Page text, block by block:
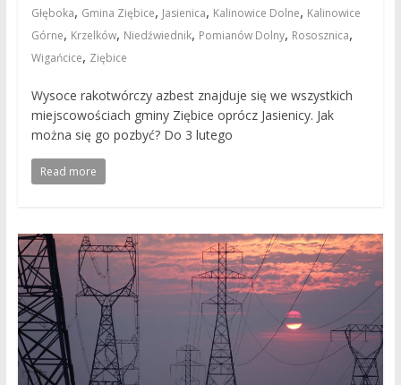
Głęboka, Gmina Ziębice, Jasienica, Kalinowice Dolne, Kalinowice
Górne, Krzelków, Niedźwiednik, Pomianów Dolny, Rososznica,
Wigańcice, Ziębice
Wysoce rakotwórczy azbest znajduje się we wszystkich
miejscowościach gminy Ziębice oprócz Jasienicy. Jak
można się go pozbyć? Do 3 lutego
Read more